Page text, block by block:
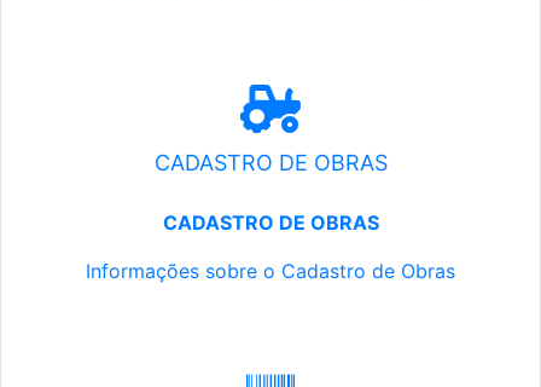
CADASTRO DE OBRAS
CADASTRO DE OBRAS
Informações sobre o Cadastro de Obras